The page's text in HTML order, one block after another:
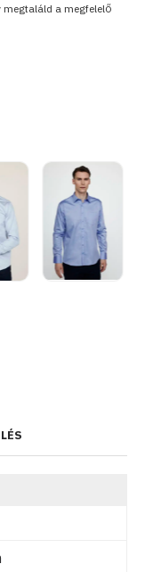
megtaláld a megfelelő